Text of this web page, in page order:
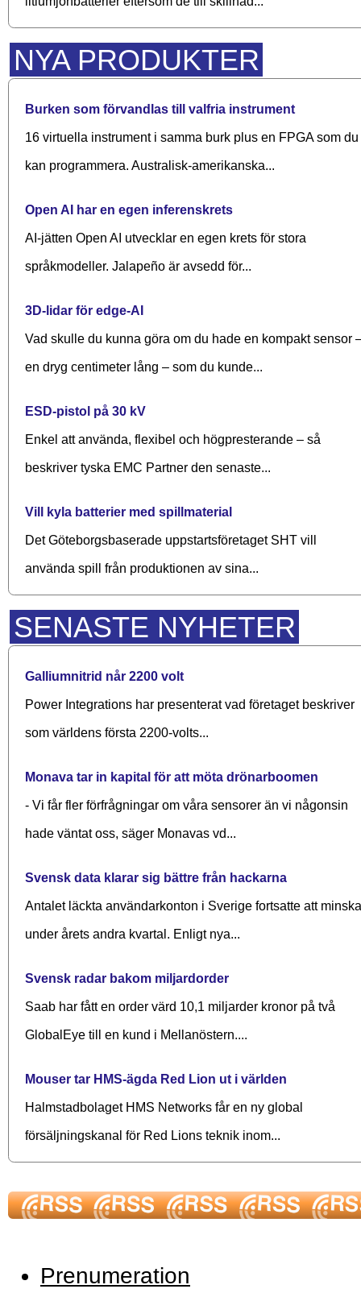
NYA PRODUKTER
Burken som förvandlas till valfria instrument
16 virtuella instrument i samma burk plus en FPGA som du
kan programmera. Australisk-amerikanska...
Open AI har en egen inferenskrets
AI-jätten Open AI utvecklar en egen krets för stora
språkmodeller. Jalapeño är avsedd för...
3D-lidar för edge-AI
Vad skulle du kunna göra om du hade en kompakt sensor
en dryg centimeter lång – som du kunde...
ESD-pistol på 30 kV
Enkel att använda, flexibel och högpresterande – så
beskriver tyska EMC Partner den senaste...
Vill kyla batterier med spillmaterial
Det Göteborgsbaserade upp­starts­företaget SHT vill
använda spill från produktionen av sina...
SENASTE NYHETER
Galliumnitrid når 2200 volt
Power Integrations har presenterat vad företaget beskriver
som världens första 2200-volts...
Monava tar in kapital för att möta drönarboomen
- Vi får fler förfrågningar om våra sensorer än vi någonsin
hade väntat oss, säger Monavas vd...
Svensk data klarar sig bättre från hackarna
Antalet läckta användarkonton i Sverige fortsatte att minska
under årets andra kvartal. Enligt nya...
Svensk radar bakom miljardorder
Saab har fått en order värd 10,1 miljarder kronor på två
GlobalEye till en kund i Mellanöstern....
Mouser tar HMS-ägda Red Lion ut i världen
Halmstadbolaget HMS Networks får en ny global
försäljningskanal för Red Lions teknik inom...
Prenumeration